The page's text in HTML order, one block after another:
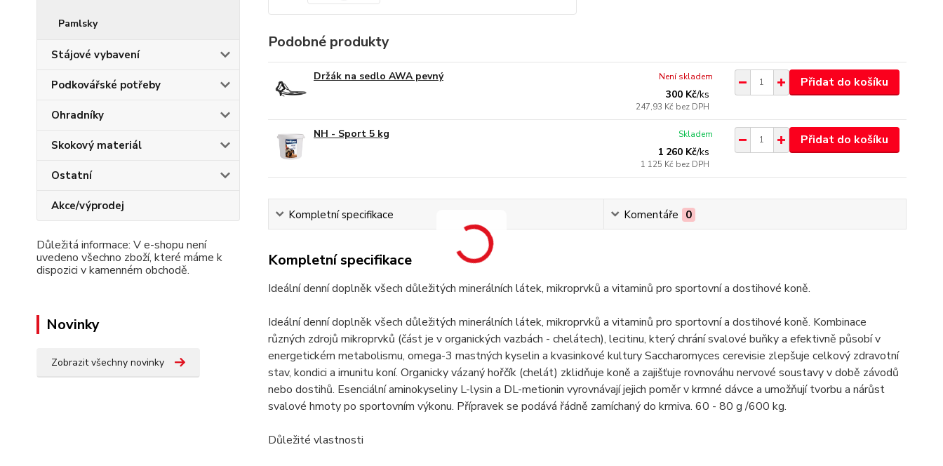
Pamlsky
Stájové vybavení
Podkovářské potřeby
Ohradníky
Skokový materiál
Ostatní
Akce/výprodej
Důležitá informace: V e-shopu není
uvedeno všechno zboží, které máme k
dispozici v kamenném obchodě.
Novinky
Zobrazit všechny novinky
Podobné produkty
Držák na sedlo AWA pevný
300 Kč/ks
247,93 Kč bez DPH
Není skladem Přidat do košíku
NH - Sport 5 kg
1 260 Kč/ks
1 125 Kč bez DPH
Skladem Přidat do košíku
Kompletní specifikace Komentáře 0
Kompletní specifikace
Ideální denní doplněk všech důležitých minerálních látek, mikroprvků a vitaminů pro sportovní a dostihové koně.
Ideální denní doplněk všech důležitých minerálních látek, mikroprvků a vitaminů pro sportovní a dostihové koně. Kombinace
různých zdrojů mikroprvků (část je v organických vazbách - chelátech), lecitinu, který chrání svalové buňky a efektivně působí v
energetickém metabolismu, omega-3 mastných kyselin a kvasinkové kultury Saccharomyces cerevisie zlepšuje celkový zdravotní
stav, kondici a imunitu koní. Organicky vázaný hořčík (chelát) zklidňuje koně a zajišťuje rovnováhu nervové soustavy v době závodů
nebo dostihů. Esenciální aminokyseliny L-lysin a DL-metionin vyrovnávají jejich poměr v krmné dávce a umožňují tvorbu a nárůst
svalové hmoty po sportovním výkonu. Přípravek se podává řádně zamíchaný do krmiva. 60 - 80 g /600 kg.
Důležité vlastnosti